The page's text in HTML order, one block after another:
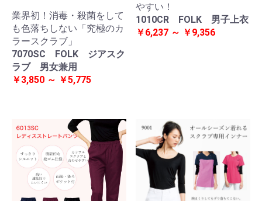
業界初！消毒・殺菌をして
も色落ちしない「究極のカ
ラースクラブ」
7070SC FOLK ジアスク
ラブ 男女兼用
￥3,850 ～ ￥5,775
やすい！
1010CR FOLK 男子上衣
￥6,237 ～ ￥9,356